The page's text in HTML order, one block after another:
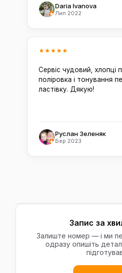
Daria Ivanova
Лип 2022
Сервіс чудовий, хлопці
поліровка і тонування
ластівку. Дякую!
Руслан Зеленяк
Бер 2023
Запис за
Залиште номер — і ми
одразу опишіть